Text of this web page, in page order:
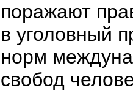
поражают
в уголовный
норм
свобод